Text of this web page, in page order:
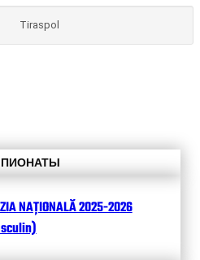
Tiraspol
NAȚIONALĂ 2025-2026